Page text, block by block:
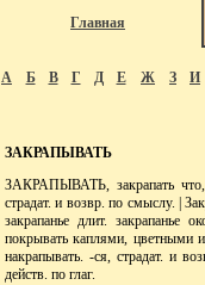
Главная
А Б В Г Д Е Ж З И
ЗАКРАПЫВАТЬ
ЗАКРАПЫВАТЬ, закрапать что,
страдат. и возвр. по смыслу. |
закрапанье длит. закрапанье
покрывать каплями, цветными
накрапывать. -ся, страдат. и
действ. по глаг.